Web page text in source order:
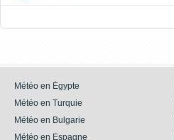
Météo en Égypte
Météo en Turquie
Météo en Bulgarie
Météo en Espagne